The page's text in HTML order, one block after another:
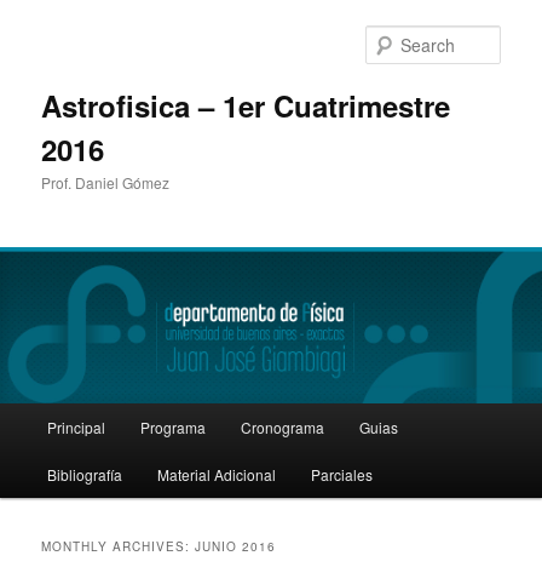
Astrofisica – 1er Cuatrimestre
2016
Prof. Daniel Gómez
Skip
to
Skip
to
Principal Programa Cronograma Guias
Bibliografía Material Adicional Parciales
MONTHLY ARCHIVES:JUNIO 2016